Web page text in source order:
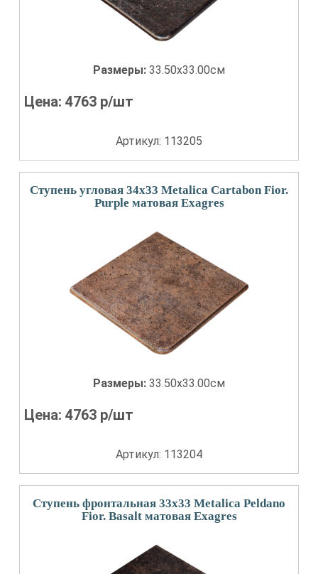
Размеры: 33.50x33.00см
Цена:4763 р/шт
Артикул: 113205
Ступень угловая 34x33 Metalica Cartabon Fior.
Purple матовая Exagres
Размеры: 33.50x33.00см
Цена:4763 р/шт
Артикул: 113204
Ступень фронтальная 33x33 Metalica Peldano
Fior. Basalt матовая Exagres